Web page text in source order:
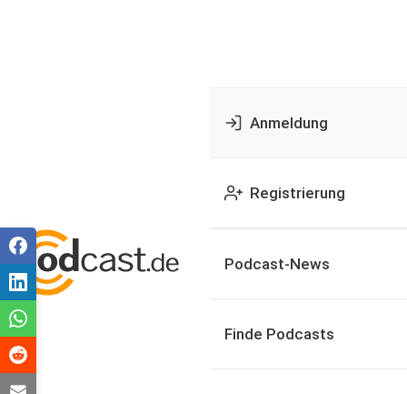
Anmeldung
Registrierung
Podcast-News
Finde Podcasts